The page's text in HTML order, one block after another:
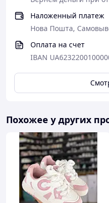
Наложенный платеж
Нова Пошта,
Оплата на счет
IBAN
Похожее у других